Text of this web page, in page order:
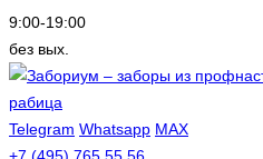
9:00-19:00
без вых.
Telegram Whatsapp MAX